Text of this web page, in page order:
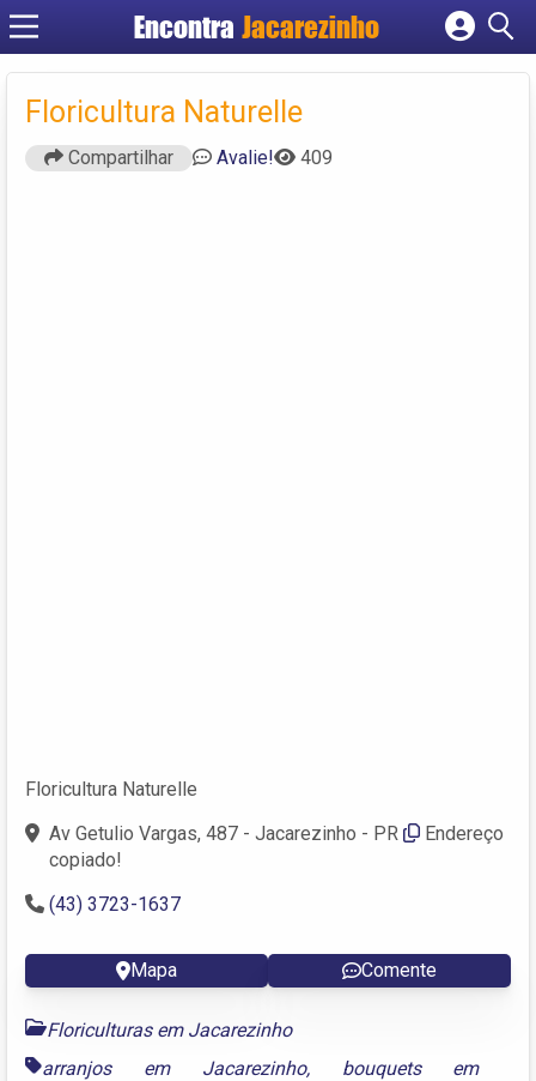
Encontra Jacarezinho
Cadastrar empresa
Criar conta
Floricultura Naturelle
Compartilhar Avalie! 409
Floricultura Naturelle
Av Getulio Vargas, 487 - Jacarezinho - PR
Endereço
copiado!
(43) 3723-1637
Mapa Comente
Floriculturas em Jacarezinho
arranjos em Jacarezinho, bouquets em